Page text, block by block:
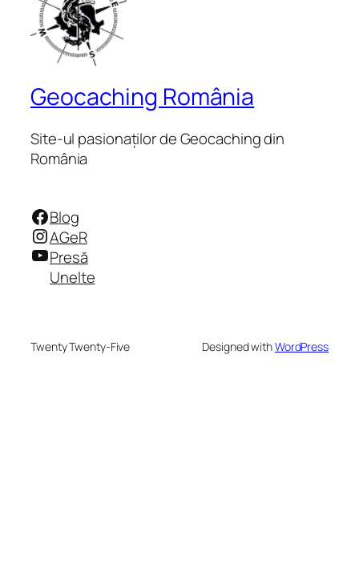
Geocaching România
Site-ul pasionaților de Geocaching din
România
Facebook
Instagram
YouTube
Blog
AGeR
Presă
Unelte
Twenty Twenty-Five Designed withWordPress